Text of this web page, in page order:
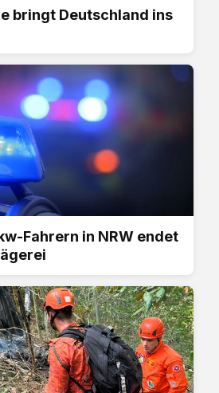
bringt Deutschland ins
Fahrern in NRW endet